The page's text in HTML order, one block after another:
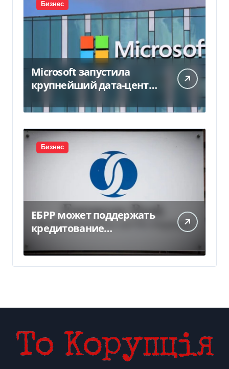
Бизнес
Microsoft запустила
крупнейший дата-центр
миллиарда
Бизнес
ЕБРР может поддержать
кредитование
300 млн евро — Delo.ua